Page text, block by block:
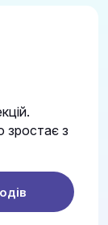
зростає з